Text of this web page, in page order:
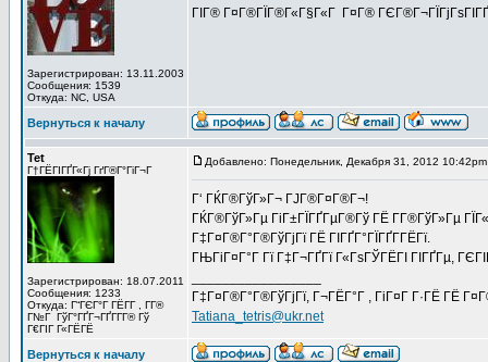
Зарегистрирован: 13.11.2003
Сообщения: 1539
Откуда: NC, USA
ГІГ® Г¤Г®ГЇГ®Г«Г§Г«Г Г¤Г®
Вернуться к началу
Tet
Г†ГЁГІГҐГ«Гј ГґГ®Г°ГіГ¬Г
Зарегистрирован: 18.07.2011
Сообщения: 1233
Откуда: Г“ГЄГ°Г ГЁГ­Г , Г­Г®
Г№Г ГўГ°ГҐГ¬ГҐГ­Г­Г® Гў
Г€ГІГ Г«ГЁГЁ
Добавлено: Понедельник, Декабря 31, 2012 10:42pm
Г‘ ГЌГ®ГўГ»Г¬ ГЈГ®Г¤Г®Г¬!
ГЌГ®ГўГ»Гµ ГіГ±ГЇГҐГµГ®Гў ГЁ Г­Г®ГўГ»Гµ
Г‡Г¤Г®Г°Г®ГўГјГї ГЁ ГІГҐГ°ГЇГҐГ­ГЁГї.
ГЊГіГ¤Г°Г Гї Г‡Г¬ГҐГї Г«ГѕГЎГЁГІ ГІГҐГµ,
Г‡Г¤Г®Г°Г®ГўГјГї, Г¬ГЁГ°Г , ГіГ¤Г Г·ГЁ ГЁ
Tatiana_tetris@ukr.net
Вернуться к началу